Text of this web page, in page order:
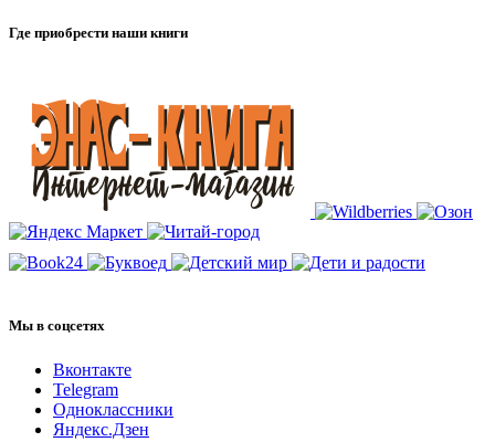
Где приобрести наши книги
Мы в соцсетях
Вконтакте
Telegram
Одноклассники
Яндекс.Дзен